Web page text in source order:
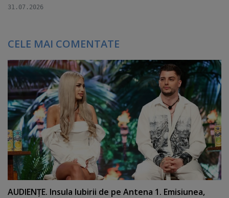
31.07.2026
CELE MAI COMENTATE
AUDIENŢE. Insula Iubirii de pe Antena 1. Emisiunea,